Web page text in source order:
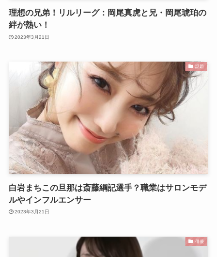
理想の兄弟！リルリーグ：岡尾真虎と兄・岡尾琥珀の
絆が熱い！
2023年3月21日
話題
白岩まちこの旦那は斎藤綱記選手？職業はサロンモデ
ルやインフルエンサー
2023年3月21日
俳優